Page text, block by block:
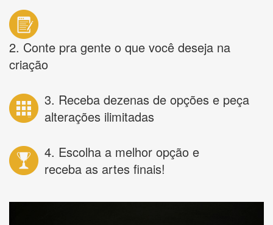
2. Conte pra gente o que você deseja na
criação
3. Receba dezenas de opções e peça
alterações ilimitadas
4. Escolha a melhor opção e
receba as artes finais!